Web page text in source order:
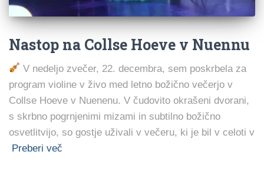
Nastop na Collse Hoeve v Nuennu
V nedeljo zvečer, 22. decembra, sem poskrbela za
program violine v živo med letno božično večerjo v
Collse Hoeve v Nuenenu. V čudovito okrašeni dvorani,
s skrbno pogrnjenimi mizami in subtilno božično
osvetlitvijo, so gostje uživali v večeru, ki je bil v celoti v
Preberi več